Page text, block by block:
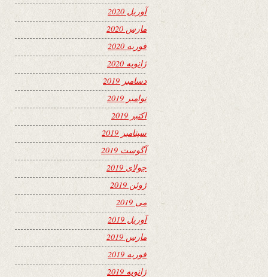
آوریل 2020
مارس 2020
فوریه 2020
ژانویه 2020
دسامبر 2019
نوامبر 2019
اکتبر 2019
سپتامبر 2019
آگوست 2019
جولای 2019
ژوئن 2019
می 2019
آوریل 2019
مارس 2019
فوریه 2019
ژانویه 2019